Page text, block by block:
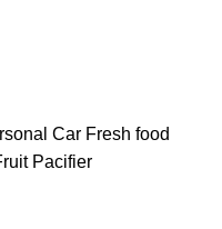
Car Fresh food
Pacifier